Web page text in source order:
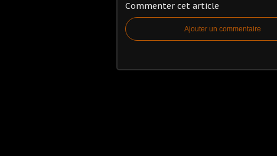
Commenter cet article
Ajouter un commentaire